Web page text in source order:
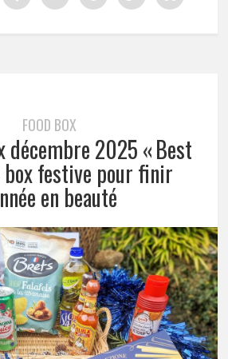
FOOD BOX
décembre 2025 « Best
box festive pour finir
en beauté